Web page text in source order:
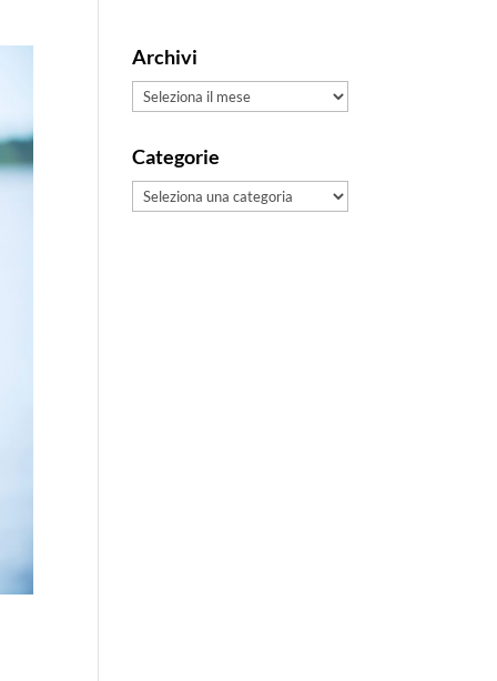
Archivi
Archivi
Categorie
Categorie